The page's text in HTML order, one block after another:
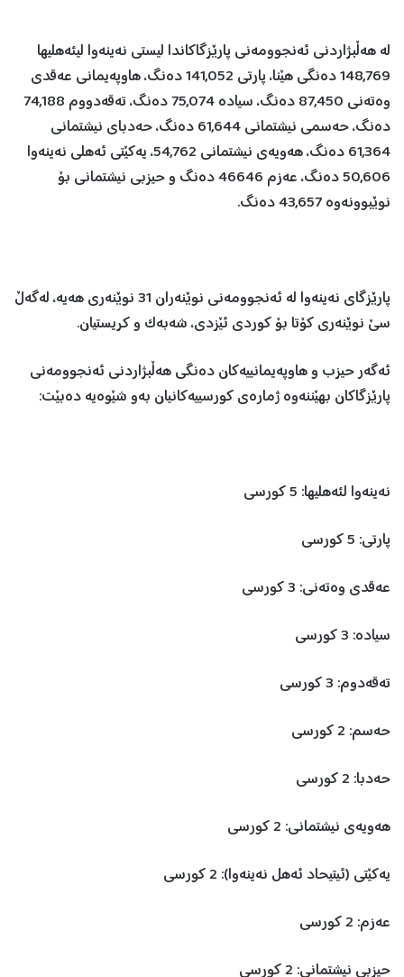
لە هەڵبژاردنی ئەنجوومەنی پارێزگاکاندا لیستی نەینەوا لیئەهلیها
148,769 دەنگی هێنا، پارتی 141,052 دەنگ، هاوپەیمانی عەقدی
وەتەنی 87,450 دەنگ، سیادە 75,074 دەنگ، تەقەدووم 74,188
دەنگ، حەسمی نیشتمانی 61,644 دەنگ، حەدبای نیشتمانی
61,364 دەنگ، هەویەی نیشتمانی 54,762، یەکێتی ئەهلی نەینەوا
50,606 دەنگ، عەزم 46646 دەنگ و حیزبی نیشتمانی بۆ
نوێبوونەوە 43,657 دەنگ.
پارێزگای نەینەوا لە ئەنجوومەنی نوێنەران 31 نوێنەری هەیە، لەگەڵ
سێ نوێنەری کۆتا بۆ کوردی ئێزدی، شەبەک و کریستیان.
ئەگەر حیزب و هاوپەیمانییەکان دەنگی هەڵبژاردنی ئەنجوومەنی
پارێزگاکان بهێننەوە ژمارەی کورسییەکانیان بەو شێوەیە دەبێت:
نەینەوا لئەهلیها: 5 کورسی
پارتی: 5 کورسی
عەقدی وەتەنی: 3 کورسی
سیادە: 3 کورسی
تەقەدوم: 3 کورسی
حەسم: 2 کورسی
حەدبا: 2 کورسی
هەویەی نیشتمانی: 2 کورسی
یەكێتی (ئیتیحاد ئەهل نەینەوا): 2 کورسی
عەزم: 2 کورسی
حیزبی نیشتمانی: 2 کورسی